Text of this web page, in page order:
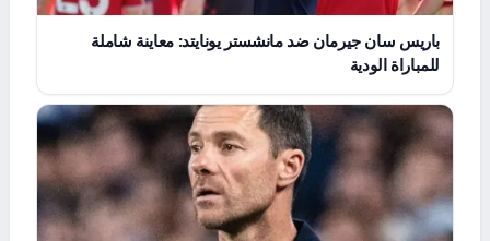
باريس سان جيرمان ضد مانشستر يونايتد: معاينة شاملة
للمباراة الودية